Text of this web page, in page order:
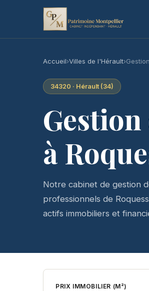
Accueil›Villes de l'Hérault›
34320 · Hérault (34)
à
Notre cabinet de gestion
professionnels de
actifs immobiliers et
PRIX IMMOBILIER (M²)